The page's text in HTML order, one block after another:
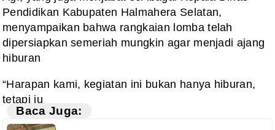
Pendidikan Kabupaten Halmahera Selatan,
menyampaikan bahwa rangkaian lomba telah
dipersiapkan semeriah mungkin agar menjadi ajang
hiburan
“Harapan kami, kegiatan ini bukan hanya hiburan,
tetapi ju
Baca Juga: